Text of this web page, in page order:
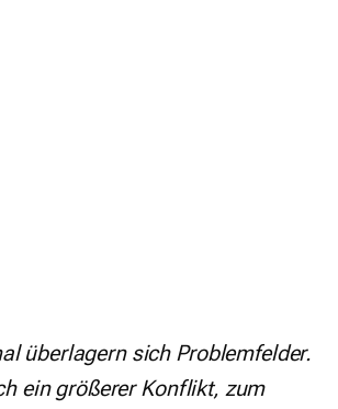
überlagern sich Problemfelder.
ein größerer Konflikt, zum